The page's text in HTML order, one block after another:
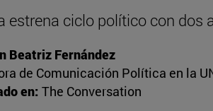
estrena ciclo político con dos
Beatriz Fernández
de Comunicación Política en la
en: The Conversation